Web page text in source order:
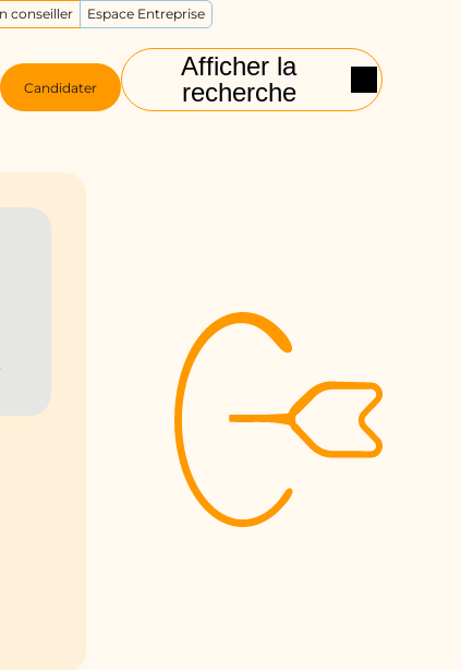
Afficher la
recherche
Candidater
conseiller Espace Entreprise